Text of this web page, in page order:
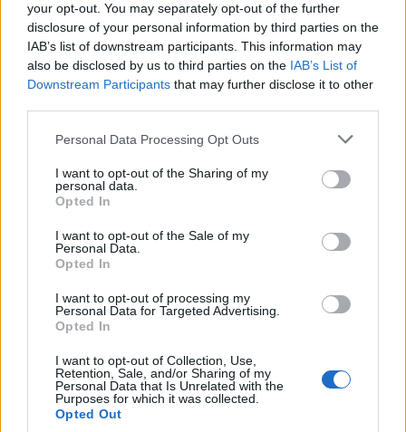
your opt-out. You may separately opt-out of the further
disclosure of your personal information by third parties on the
IAB’s list of downstream participants. This information may
also be disclosed by us to third parties on the IAB’s List of
Downstream Participants that may further disclose it to other
Please note that this website/app uses one or more Google
not limited to your visit or usage behaviour. You may click to
grant or deny consent to Google and its third-party tags to
use your data for below specified purposes in below Google
consent section.
Personal Data Processing Opt Outs
I want to opt-out of the Sharing of my
personal data.
Opted In
I want to opt-out of the Sale of my
Personal Data.
Opted In
I want to opt-out of processing my
Personal Data for Targeted Advertising.
Opted In
I want to opt-out of Collection, Use,
Retention, Sale, and/or Sharing of my
Personal Data that Is Unrelated with the
Purposes for which it was collected.
Opted Out
4. Főszerep
Peer Krisztián: Mikor elégedett egy színész? Erre a
kérdésre kerestem a választ. Pontosabban üzentem
a rendezőnek a többiek önjelölt szócsöveként.
Általános iskolában jótanulóként azzal úsztam meg
a kiközösítést, hogy rendszerint én ütköztem az
osztály nevében a tanárokkal. Ez is a bohócszerep
része volt, védtek a matekverseny-eredményeim.
Szóval sejteni vélem, hogy miért viselkedem úgy,
ahogy, de ez kevés ahhoz, hogy változtatni tudjak a
szokásaimon.
Tóth Andor: A számot Hajduk Károly írta egy szál
Gábor előadásában.
5. Nyuszikoma